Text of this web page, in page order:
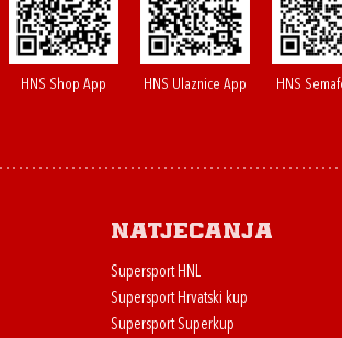
HNS Shop App HNS Ulaznice App HNS
Natjecanja
Supersport HNL
Supersport Hrvatski kup
Supersport Superkup